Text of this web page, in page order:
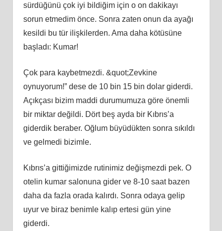
sürdüğünü çok iyi bildiğim için o on dakikayı
sorun etmedim önce. Sonra zaten onun da ayağı
kesildi bu tür ilişkilerden. Ama daha kötüsüne
başladı: Kumar!
Çok para kaybetmezdi. &quot;Zevkine
oynuyorum!” dese de 10 bin 15 bin dolar giderdi.
Açıkçası bizim maddi durumumuza göre önemli
bir miktar değildi. Dört beş ayda bir Kıbrıs’a
giderdik beraber. Oğlum büyüdükten sonra sıkıldı
ve gelmedi bizimle.
Kıbrıs’a gittiğimizde rutinimiz değişmezdi pek. O
otelin kumar salonuna gider ve 8-10 saat bazen
daha da fazla orada kalırdı. Sonra odaya gelip
uyur ve biraz benimle kalıp ertesi gün yine
giderdi.